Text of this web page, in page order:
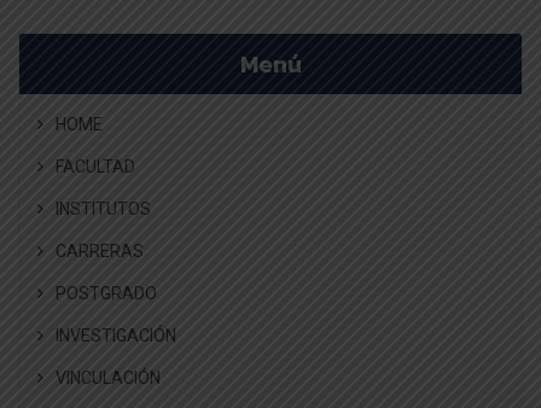
Menú
HOME
FACULTAD
INSTITUTOS
CARRERAS
POSTGRADO
INVESTIGACIÓN
VINCULACIÓN